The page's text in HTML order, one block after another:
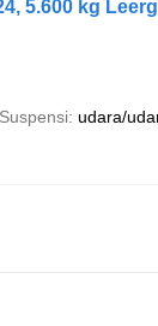
5.600 kg
Suspensi udara/